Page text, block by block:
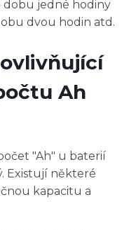
dobu jedné hodiny
dvou hodin atd.
Ah
"Ah" u baterií
Existují některé
kapacitu a